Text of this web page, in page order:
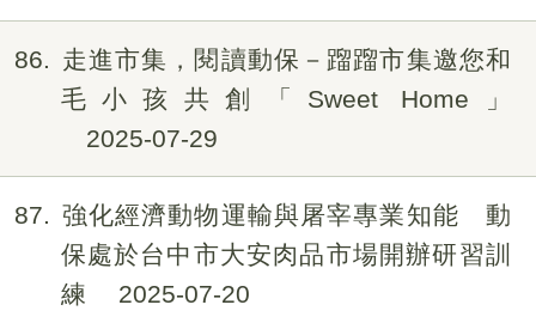
86
走進市集，閱讀動保－蹓蹓市集邀您和
毛小孩共創「Sweet Home」
2025-07-29
87
強化經濟動物運輸與屠宰專業知能 動
保處於台中市大安肉品市場開辦研習訓
練
2025-07-20